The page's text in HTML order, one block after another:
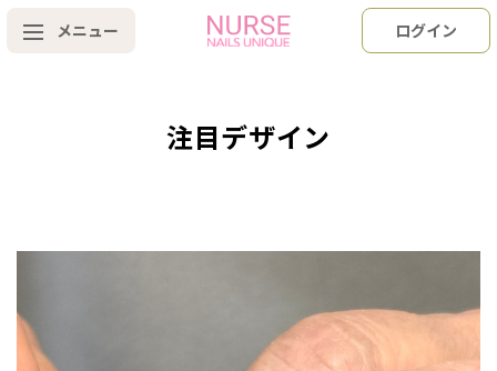
メニュー ログイン
注目デザイン